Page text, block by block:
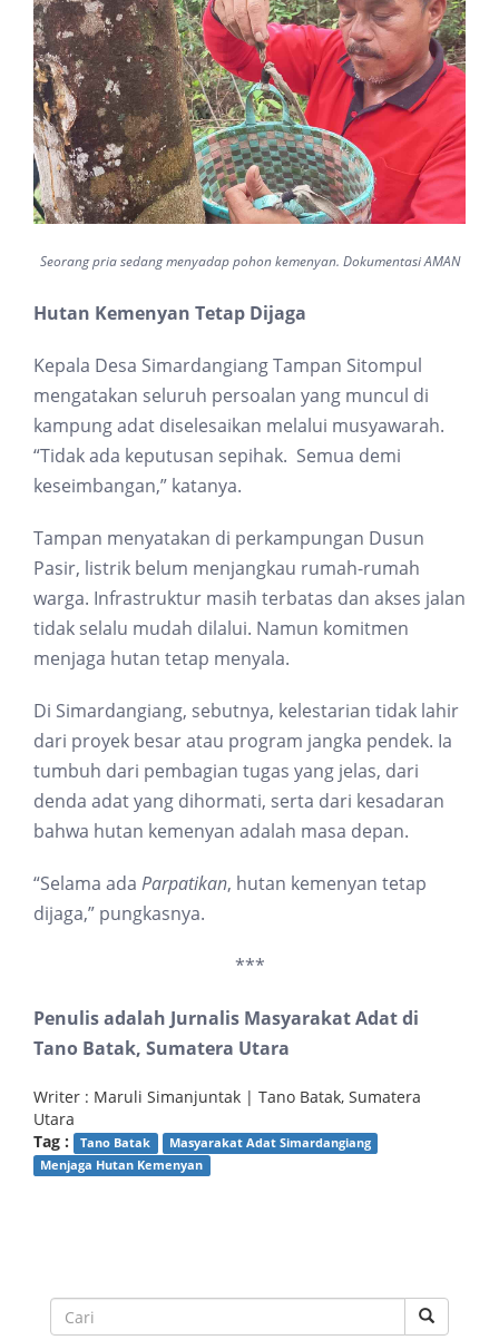
Seorang pria sedang menyadap pohon kemenyan. Dokumentasi AMAN
Hutan Kemenyan Tetap Dijaga
Kepala Desa Simardangiang Tampan Sitompul
mengatakan seluruh persoalan yang muncul di
kampung adat diselesaikan melalui musyawarah.
“Tidak ada keputusan sepihak. Semua demi
keseimbangan,” katanya.
Tampan menyatakan di perkampungan Dusun
Pasir, listrik belum menjangkau rumah-rumah
warga. Infrastruktur masih terbatas dan akses jalan
tidak selalu mudah dilalui. Namun komitmen
menjaga hutan tetap menyala.
Di Simardangiang, sebutnya, kelestarian tidak lahir
dari proyek besar atau program jangka pendek. Ia
tumbuh dari pembagian tugas yang jelas, dari
denda adat yang dihormati, serta dari kesadaran
bahwa hutan kemenyan adalah masa depan.
“Selama ada Parpatikan, hutan kemenyan tetap
dijaga,” pungkasnya.
***
Penulis adalah Jurnalis Masyarakat Adat di
Tano Batak, Sumatera Utara
Writer : Maruli Simanjuntak | Tano Batak, Sumatera
Utara
Tag :
Tano Batak
Masyarakat Adat Simardangiang
Menjaga Hutan Kemenyan